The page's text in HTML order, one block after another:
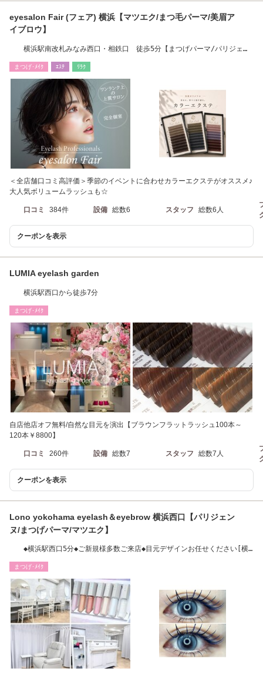
eyesalon Fair (フェア) 横浜【マツエク/まつ毛パーマ/美眉ア
イブロウ】
横浜駅南改札みなみ西口・相鉄口 徒歩5分【まつげパーマ/パリジェン
まつげ･ﾒｲｸ ｴｽﾃ ﾘﾗｸ
＜全店舗口コミ高評価＞季節のイベントに合わせカラーエクステがオススメ♪
大人気ボリュームラッシュも☆
口コミ 384件 設備 総数6 スタッフ 総数6人
クーポンを表示
LUMIA eyelash garden
横浜駅西口から徒歩7分
まつげ･ﾒｲｸ
自店他店オフ無料/自然な目元を演出【ブラウンフラットラッシュ100本～
120本￥8800】
口コミ 260件 設備 総数7 スタッフ 総数7人
クーポンを表示
Lono yokohama eyelash＆eyebrow 横浜西口【パリジェン
ヌ/まつげパーマ/マツエク】
◆横浜駅西口5分◆ご新規様多数ご来店◆目元デザインお任せください[横
まつげ･ﾒｲｸ